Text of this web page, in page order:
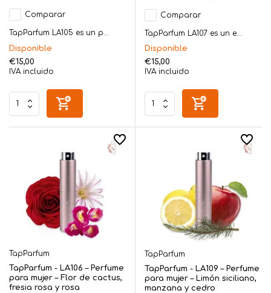
Comparar
TapParfum LA105 es un p...
Disponible
€15,00
IVA incluido
Comparar
TapParfum LA107 es un e...
Disponible
€15,00
IVA incluido
TapParfum
TapParfum - LA106 – Perfume
para mujer – Flor de cactus,
fresia rosa y rosa
TapParfum
TapParfum - LA109 – Perfume
para mujer – Limón siciliano,
manzana y cedro